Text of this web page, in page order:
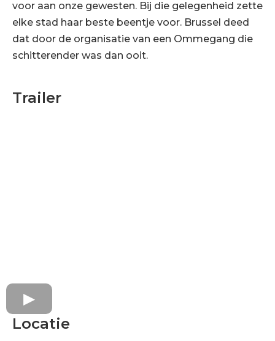
voor aan onze gewesten. Bij die gelegenheid zette
elke stad haar beste beentje voor. Brussel deed
dat door de organisatie van een Ommegang die
schitterender was dan ooit.
Trailer
Locatie